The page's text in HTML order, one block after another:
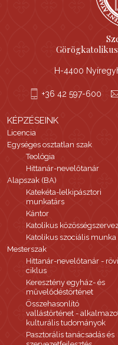
H-4400
+36 42 597-600
KÉPZÉSEINK
Licencia
Egységes osztatlan szak
Teológia
Hittanár-nevelőtanár
Alapszak (BA)
Katekéta-lelkipásztori
munkatárs
Kántor
Katolikus
Katolikus szociális munka
Mesterszak
Hittanár-nevelőtanár -
ciklus
Keresztény egyház- és
művelődéstörténet
Összehasonlító
vallástörténet -
kulturális tudományok
Pasztorális tanácsadás és